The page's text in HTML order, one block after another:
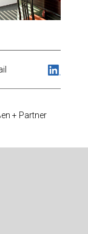
+ Partner